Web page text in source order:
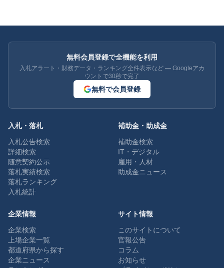
無料会員登録で全機能を利用
入札アラート・財務データ・ランキング全件表示など — Googleアカ
ウントで30秒で完了
無料で会員登録
入札・落札
入札公告検索
詳細検索
随意契約公示
落札実績検索
落札ランキング
入札統計
補助金・助成金
補助金検索
IT・デジタル
雇用・人材
助成金ニュース
企業情報
企業検索
上場企業一覧
都道府県から探す
企業ニュース
サイト情報
このサイトについて
官報公告
コラム
お知らせ